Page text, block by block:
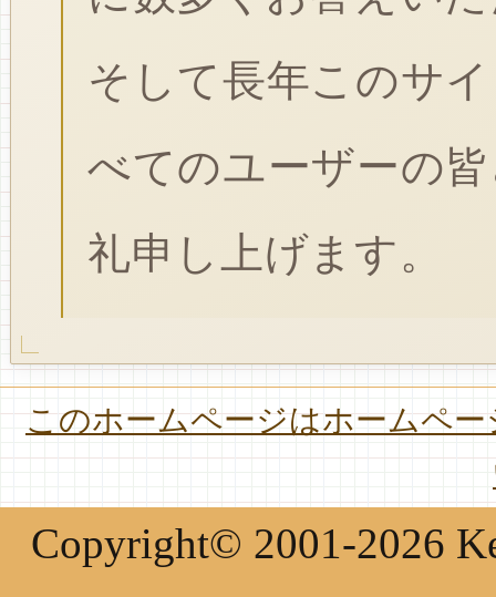
そして長年このサ
べてのユーザーの
礼申し上げます。
このホームページはホームペ
Copyright© 2001-2026